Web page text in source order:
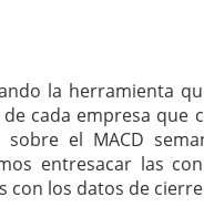
2014
Comprar y vender
SONDEO DIARIO
anuales. Se constata
mayo 28, 2013
Catalejo sobre IBEX35.
la herramienta
cada empresa que
sobre el MACD
entresacar las
con los datos de